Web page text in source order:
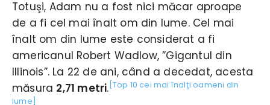
Totuşi, Adam nu a fost nici măcar aproape
de a fi cel mai înalt om din lume. Cel mai
înalt om din lume este considerat a fi
americanul Robert Wadlow, ”Gigantul din
Illinois”. La 22 de ani, când a decedat, acesta
măsura 2,71 metri. [Top 10 cei mai înalţi oameni din
lume]